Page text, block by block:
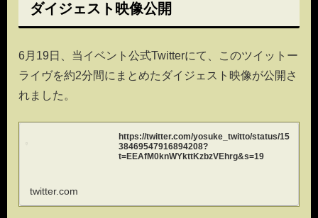
ダイジェスト映像公開
6月19日、当イベント公式Twitterにて、このツイットー
ライヴを約2分間にまとめたダイジェスト映像が公開さ
れました。
https://twitter.com/yosuke_twitto/status/15
38469547916894208?
t=EEAfM0knWYkttKzbzVEhrg&s=19
twitter.com